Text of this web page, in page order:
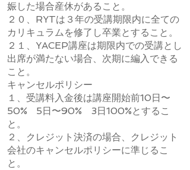
娠した場合産休があること。
２０、RYTは３年の受講期限内に全ての
カリキュラムを修了し卒業とすること。
​２１、YACEP講座は期限内での受講とし
出席が満たない場合、次期に編入できる
こと。
キャンセルポリシー
１、受講料入金後は講座開始前10日〜
50% 5日〜90% 3日100%とするこ
と。
２、クレジット決済の場合、クレジット
会社のキャンセルポリシーに準じるこ
と。